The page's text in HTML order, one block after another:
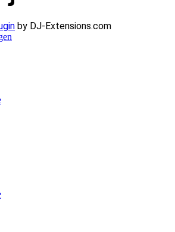
by DJ-Extensions.com